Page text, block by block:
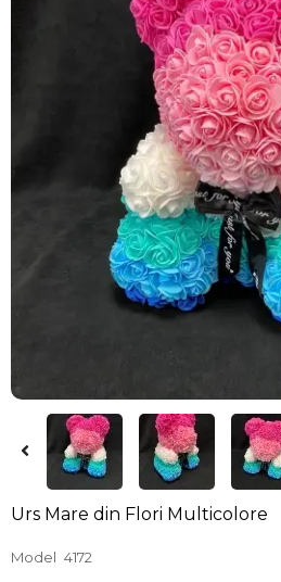
Urs Mare din Flori Multicolore
Model 4172